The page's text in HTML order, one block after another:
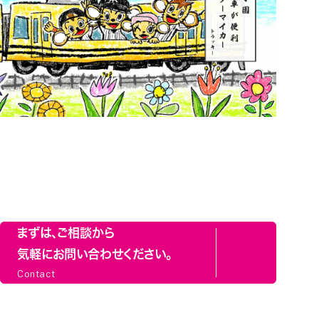
まずは、ご相談から
気軽にお問い合わせください。
Contact